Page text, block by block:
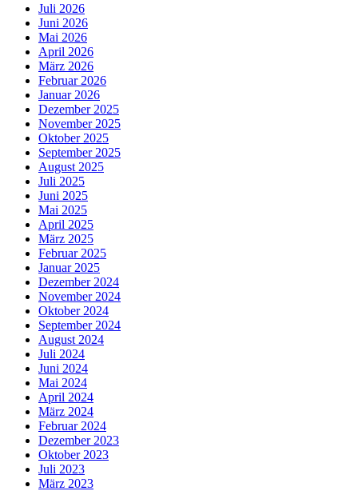
Juli 2026
Juni 2026
Mai 2026
April 2026
März 2026
Februar 2026
Januar 2026
Dezember 2025
November 2025
Oktober 2025
September 2025
August 2025
Juli 2025
Juni 2025
Mai 2025
April 2025
März 2025
Februar 2025
Januar 2025
Dezember 2024
November 2024
Oktober 2024
September 2024
August 2024
Juli 2024
Juni 2024
Mai 2024
April 2024
März 2024
Februar 2024
Dezember 2023
Oktober 2023
Juli 2023
März 2023